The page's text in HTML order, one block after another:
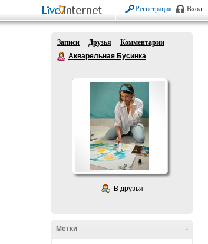
Регистрация Вход
Записи Друзья
Комментарии
Акварельная Бусинка
В друзья
-
Метки